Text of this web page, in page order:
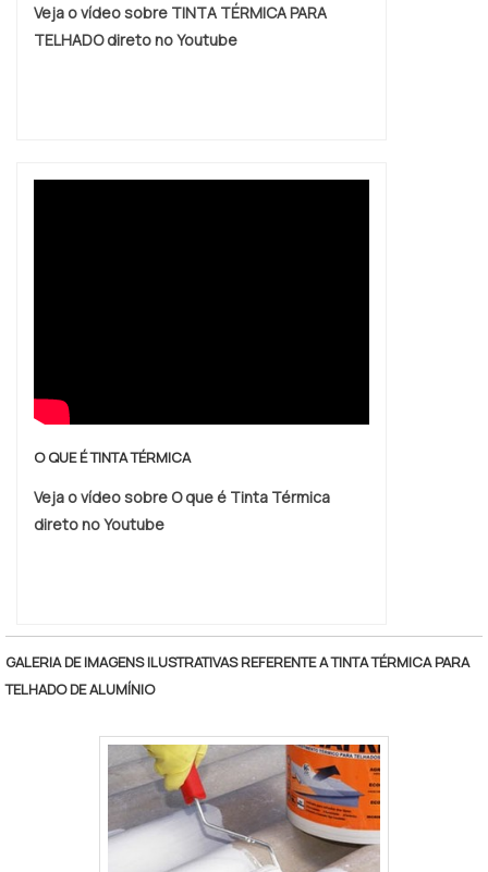
Veja o vídeo sobre TINTA TÉRMICA PARA
TELHADO direto no Youtube
O QUE É TINTA TÉRMICA
Veja o vídeo sobre O que é Tinta Térmica
direto no Youtube
GALERIA DE IMAGENS ILUSTRATIVAS REFERENTE A TINTA TÉRMICA PARA
TELHADO DE ALUMÍNIO